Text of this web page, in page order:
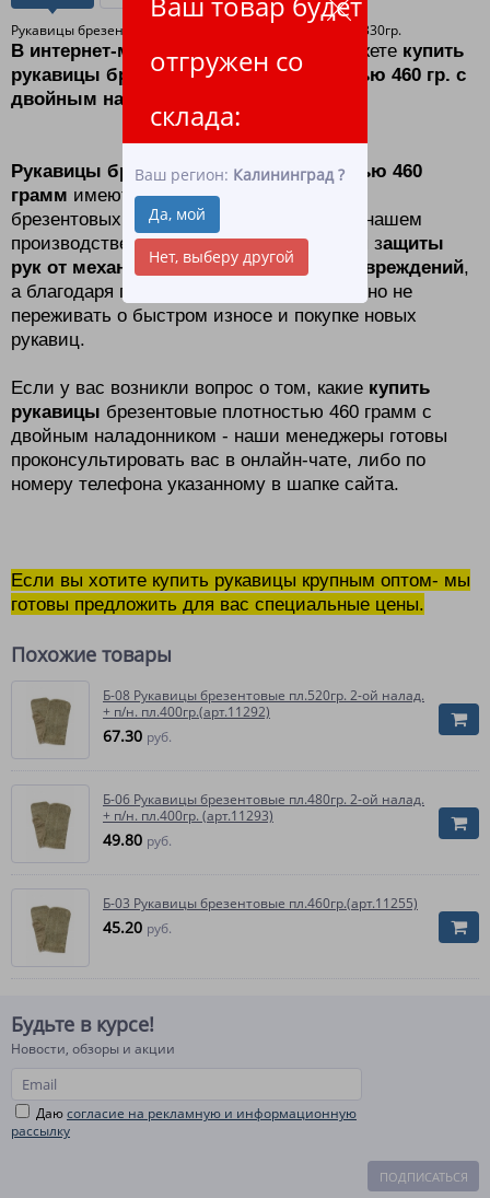
отгружен со
склада:
Ваш регион: Калининград ?
Да, мой
Нет, выберу другой
Рукавицы брезентовые пл.450гр. 2-ой налад. + п/н. пл.330гр.
В интернет-магазине ЛидерТекс вы можете купить
рукавицы брезентовые Б-04 плотностью 460 гр. с
двойным наладонником.
Рукавицы брезентовые Б-07 плотностью 460
грамм имеют среднюю плотность среди
брезентовых рукавицпредставленных в нашем
производстве, они отлично подходят для защиты
рук от механических и термических повреждений,
а благодаря повышенной плотности, можно не
переживать о быстром износе и покупке новых
рукавиц.
Если у вас возникли вопрос о том, какие купить
рукавицы брезентовые плотностью 460 грамм с
двойным наладонником - наши менеджеры готовы
проконсультировать вас в онлайн-чате, либо по
номеру телефона указанному в шапке сайта.
Если вы хотите купить рукавицы крупным оптом- мы
готовы предложить для вас специальные цены.
Похожие товары
Б-08 Рукавицы брезентовые пл.520гр. 2-ой налад.
+ п/н. пл.400гр.(арт.11292)
67.30 руб.
Б-06 Рукавицы брезентовые пл.480гр. 2-ой налад.
+ п/н. пл.400гр. (арт.11293)
49.80 руб.
Б-03 Рукавицы брезентовые пл.460гр.(арт.11255)
45.20 руб.
Будьте в курсе!
Новости, обзоры и акции
Даюсогласие на рекламную и информационную
рассылку
ПОДПИСАТЬСЯ